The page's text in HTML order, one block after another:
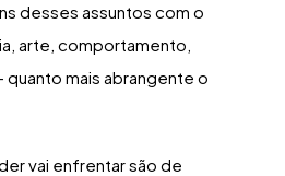
desses assuntos com o
arte, comportamento,
quanto mais abrangente o
vai enfrentar são de